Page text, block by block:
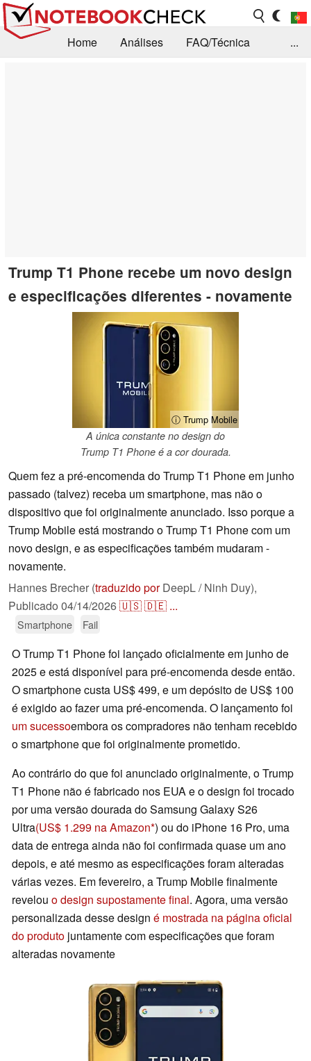
Home Análises
FAQ/Técnica
...
Trump T1 Phone recebe um novo design
e especificações diferentes - novamente
ⓘ Trump Mobile
A única constante no design do
Trump T1 Phone é a cor dourada.
Quem fez a pré-encomenda do Trump T1 Phone em junho
passado (talvez) receba um smartphone, mas não o
dispositivo que foi originalmente anunciado. Isso porque a
Trump Mobile está mostrando o Trump T1 Phone com um
novo design, e as especificações também mudaram -
novamente.
Hannes Brecher (traduzido porDeepL / Ninh Duy),
Publicado 04/14/2026🇺🇸🇩🇪 ...
Smartphone Fail
O Trump T1 Phone foi lançado oficialmente em junho de
2025 e está disponível para pré-encomenda desde então.
O smartphone custa US$ 499, e um depósito de US$ 100
é exigido ao fazer uma pré-encomenda. O lançamento foi
um sucessoembora os compradores não tenham recebido
o smartphone que foi originalmente prometido.
Ao contrário do que foi anunciado originalmente, o Trump
T1 Phone não é fabricado nos EUA e o design foi trocado
por uma versão dourada do Samsung Galaxy S26
Ultra(US$ 1.299 na Amazon ) ou do iPhone 16 Pro, uma
data de entrega ainda não foi confirmada quase um ano
depois, e até mesmo as especificações foram alteradas
várias vezes. Em fevereiro, a Trump Mobile finalmente
revelou o design supostamente final. Agora, uma versão
personalizada desse design é mostrada na página oficial
do produto juntamente com especificações que foram
alteradas novamente